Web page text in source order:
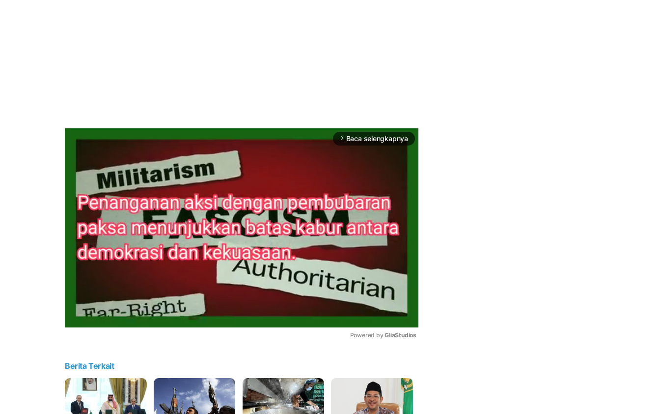
arrow_forward_ios Baca selengkapnya
Powered by GliaStudios
Berita Terkait